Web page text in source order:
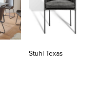
Stuhl Texas